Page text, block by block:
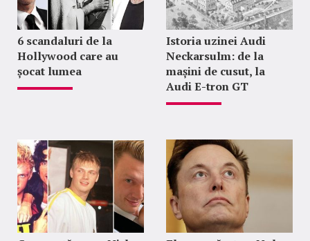
6 scandaluri de la
Hollywood care au
șocat lumea
Istoria uzinei Audi
Neckarsulm: de la
mașini de cusut, la
Audi E-tron GT